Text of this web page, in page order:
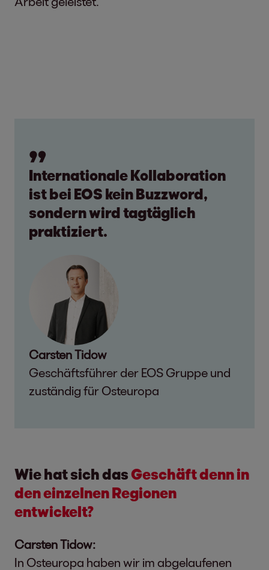
Internationale Kollaboration
ist bei EOS kein Buzzword,
sondern wird tagtäglich
praktiziert.
Carsten Tidow
Geschäftsführer der EOS Gruppe und
zuständig für Osteuropa
Wie hat sich dasGeschäft denn in
den einzelnen Regionen
entwickelt?
Carsten Tidow:
In Osteuropa haben wir im abgelaufenen